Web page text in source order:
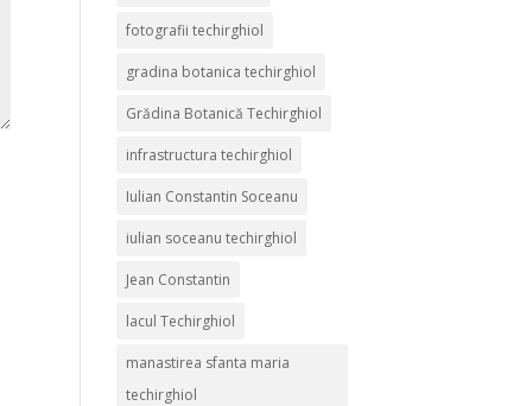
fotografii techirghiol
gradina botanica techirghiol
Grădina Botanică Techirghiol
infrastructura techirghiol
Iulian Constantin Soceanu
iulian soceanu techirghiol
Jean Constantin
lacul Techirghiol
manastirea sfanta maria
techirghiol